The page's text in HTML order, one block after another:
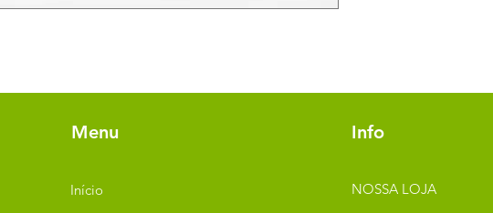
Menu
Início
Info
NOSSA LOJA